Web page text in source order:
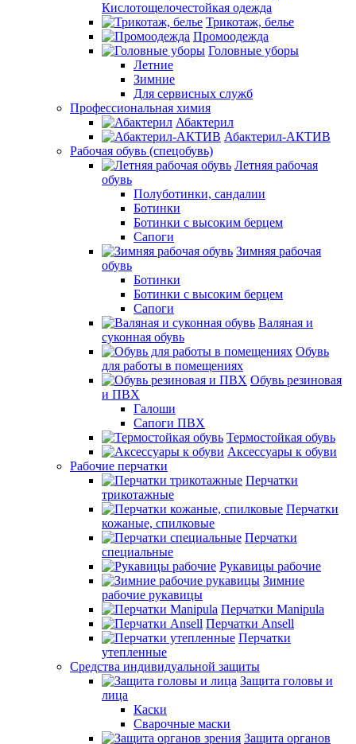
Кислотощелочестойкая одежда
Трикотаж, белье
Промоодежда
Головные уборы
Летние
Зимние
Для сервисных служб
Профессиональная химия
Абактерил
Абактерил-АКТИВ
Рабочая обувь (спецобувь)
Летняя рабочая
обувь
Полуботинки, сандалии
Ботинки
Ботинки с высоким берцем
Сапоги
Зимняя рабочая
обувь
Ботинки
Ботинки с высоким берцем
Сапоги
Валяная и
суконная обувь
Обувь
для работы в помещениях
Обувь резиновая
и ПВХ
Галоши
Сапоги ПВХ
Термостойкая обувь
Аксессуары к обуви
Рабочие перчатки
Перчатки
трикотажные
Перчатки
кожаные, спилковые
Перчатки
специальные
Рукавицы рабочие
Зимние
рабочие рукавицы
Перчатки Manipula
Перчатки Ansell
Перчатки
утепленные
Средства индивидуальной защиты
Защита головы и
лица
Каски
Сварочные маски
Защита органов